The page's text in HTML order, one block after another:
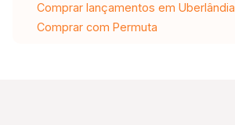
Comprar lançamentos em Uberlândia
Comprar com Permuta